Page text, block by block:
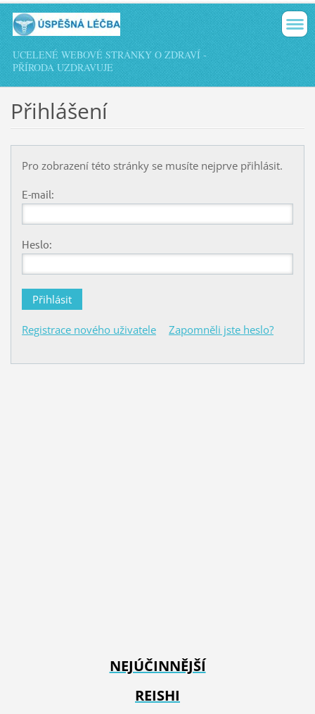
UCELENÉ WEBOVÉ STRÁNKY O ZDRAVÍ -
PŘÍRODA UZDRAVUJE
Přihlášení
Pro zobrazení této stránky se musíte nejprve přihlásit.
E-mail:
Heslo:
Registrace nového uživatele Zapomněli jste heslo?
NEJÚČINNĚJŠÍ
REISHI